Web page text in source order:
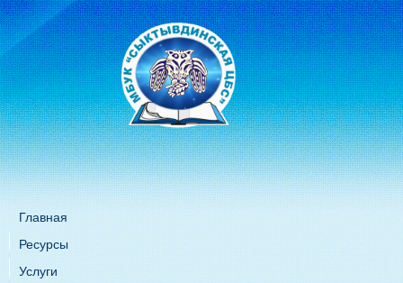
Главная
Ресурсы
Услуги